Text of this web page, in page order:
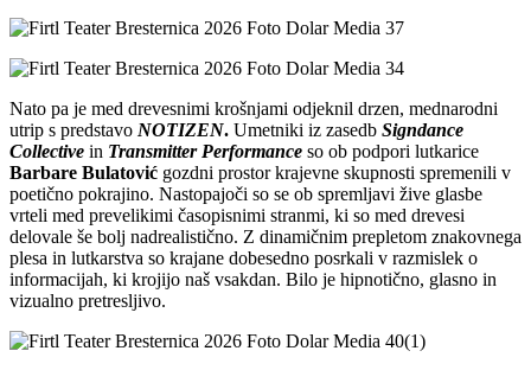
Nato pa je med drevesnimi krošnjami odjeknil drzen, mednarodni
utrip s predstavo NOTIZEN. Umetniki iz zasedb Signdance
Collective in Transmitter Performance so ob podpori lutkarice
Barbare Bulatović gozdni prostor krajevne skupnosti spremenili v
poetično pokrajino. Nastopajoči so se ob spremljavi žive glasbe
vrteli med prevelikimi časopisnimi stranmi, ki so med drevesi
delovale še bolj nadrealistično. Z dinamičnim prepletom znakovnega
plesa in lutkarstva so krajane dobesedno posrkali v razmislek o
informacijah, ki krojijo naš vsakdan. Bilo je hipnotično, glasno in
vizualno pretresljivo.